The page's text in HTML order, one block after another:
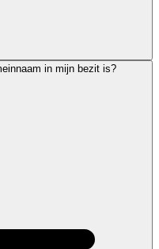
in mijn bezit is?